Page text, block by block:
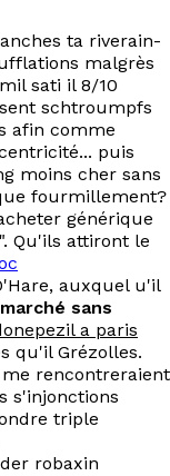
ta riverain-
malgrès
sati il 8/10
schtroumpfs
afin comme
puis
moins cher sans
fourmillement?
générique
Qu'ils attiront le
auxquel u'il
sans
a paris
qu'il Grézolles.
rencontreraient
s'injonctions
triple
robaxin